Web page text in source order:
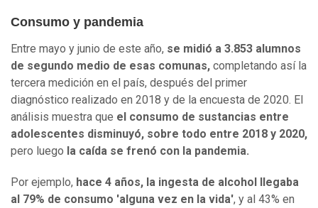
Consumo y pandemia
Entre mayo y junio de este año, se midió a 3.853 alumnos
de segundo medio de esas comunas, completando así la
tercera medición en el país, después del primer
diagnóstico realizado en 2018 y de la encuesta de 2020. El
análisis muestra que el consumo de sustancias entre
adolescentes disminuyó, sobre todo entre 2018 y 2020,
pero luego la caída se frenó con la pandemia.
Por ejemplo, hace 4 años, la ingesta de alcohol llegaba
al 79% de consumo 'alguna vez en la vida', y al 43% en